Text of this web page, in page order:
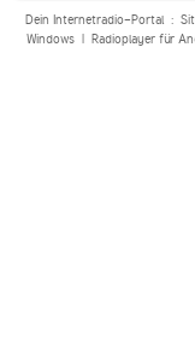
Dein Internetradio-Portal :
Windows| Radioplayer für